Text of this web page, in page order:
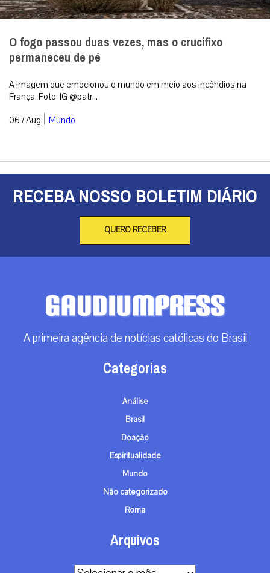
O fogo passou duas vezes, mas o crucifixo
permaneceu de pé
A imagem que emocionou o mundo em meio aos incêndios na
França. Foto: IG @patr...
06 / Aug | Mundo
RECEBA NOSSO BOLETIM DIÁRIO
QUERO RECEBER
A primeira agência de notícias católicas do Brasil
Categorias
Análise
Brasil
Doação
Espiritualidade
Mundo
Não categorizado
Roma
Arquivos